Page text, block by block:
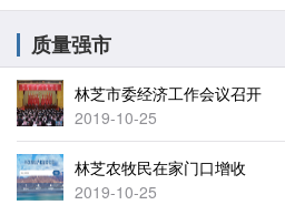
质量强市
林芝市委经济工作会议召开
2019-10-25
林芝农牧民在家门口增收
2019-10-25